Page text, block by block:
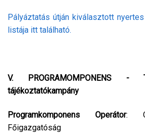
Pályáztatás útján kiválasztott
listája itt található.
V. PROGRAMOMPONENS -
tájékoztatókampány
Programkomponens Operátor:
Főigazgatóság